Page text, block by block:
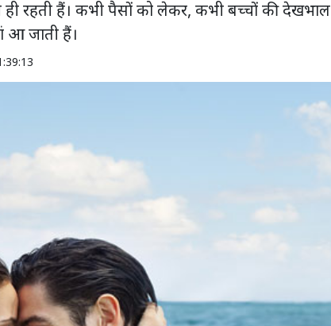
ही रहती हैं। कभी पैसों को लेकर, कभी बच्चों की देखभाल
आ जाती हैं।